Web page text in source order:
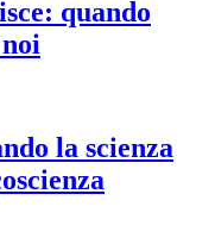
quando
la scienza